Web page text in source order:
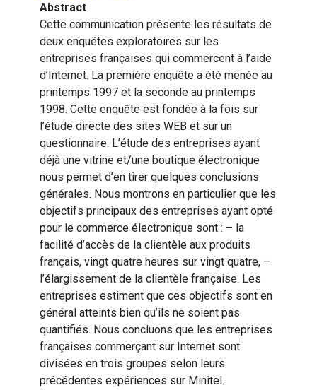
Abstract
Cette communication présente les résultats de
deux enquêtes exploratoires sur les
entreprises françaises qui commercent à l’aide
d’Internet. La première enquête a été menée au
printemps 1997 et la seconde au printemps
1998. Cette enquête est fondée à la fois sur
l’étude directe des sites WEB et sur un
questionnaire. L’étude des entreprises ayant
déjà une vitrine et/une boutique électronique
nous permet d’en tirer quelques conclusions
générales. Nous montrons en particulier que les
objectifs principaux des entreprises ayant opté
pour le commerce électronique sont : – la
facilité d’accès de la clientèle aux produits
français, vingt quatre heures sur vingt quatre, –
l’élargissement de la clientèle française. Les
entreprises estiment que ces objectifs sont en
général atteints bien qu’ils ne soient pas
quantifiés. Nous concluons que les entreprises
françaises commerçant sur Internet sont
divisées en trois groupes selon leurs
précédentes expériences sur Minitel.